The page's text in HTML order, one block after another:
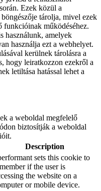
Ezek közül a
tárolja, mivel ezek
funkcióinak működéséhez.
használunk, amelyek
használja ezt a webhelyet.
kerülnek tárolásra a
hogy leiratkozzon ezekről a
letiltása hatással lehet a
a weboldal megfelelő
biztosítják a weboldal
Description
sets this cookie to
if the user is
the website on a
or mobile device.